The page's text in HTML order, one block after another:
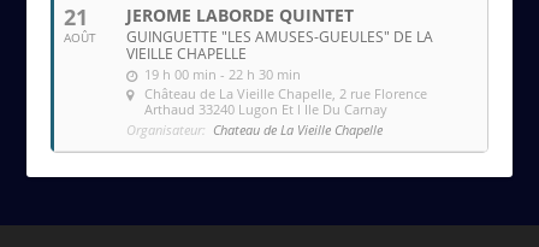
21
AOÛT
JEROME LABORDE QUINTET
GUINGUETTE "LES AMUSES-GUEULES" DE LA
VIEILLE CHAPELLE
19 h 00 min - 22 h 30 min
Château de La Vieille Chapelle , 2 rue Florence
Arthaud 33240 Lugon Et l Ile Du Carnay
Organisateur: Chateau de La Vieille Chapelle